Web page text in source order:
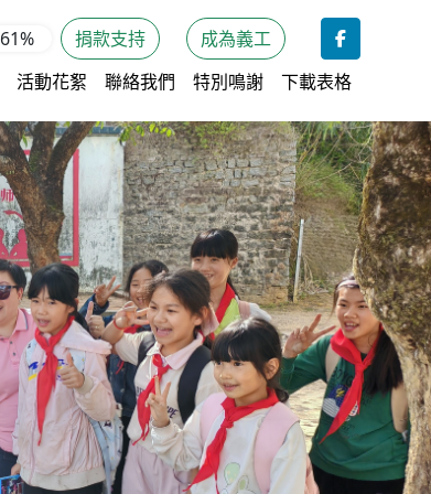
61% 捐款支持
成為義工
活動花絮 聯絡我們 特別鳴謝 下載表格